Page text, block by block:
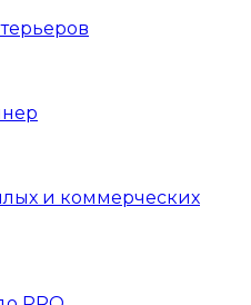
и коммерческих